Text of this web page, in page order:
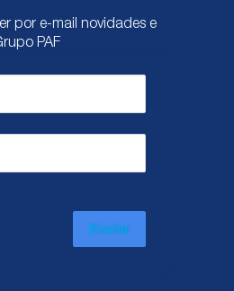
por e-mail novidades e
PAF
Enviar